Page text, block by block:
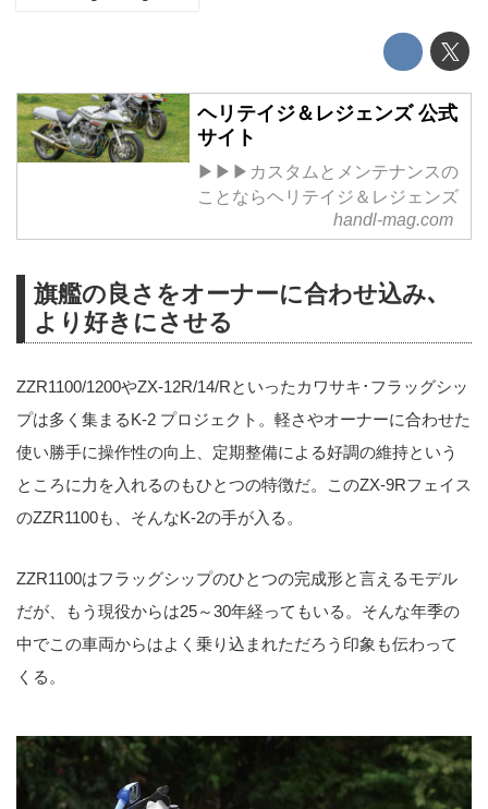
ヘリテイジ＆レジェンズ 公式
サイト
▶▶▶カスタムとメンテナンスの
ことならヘリテイジ＆レジェンズ
handl-mag.com
旗艦の良さをオーナーに合わせ込み､
より好きにさせる
ZZR1100/1200やZX-12R/14/Rといったカワサキ･フラッグシッ
プは多く集まるK-2 プロジェクト。軽さやオーナーに合わせた
使い勝手に操作性の向上、定期整備による好調の維持という
ところに力を入れるのもひとつの特徴だ。このZX-9Rフェイス
のZZR1100も、そんなK-2の手が入る。
ZZR1100はフラッグシップのひとつの完成形と言えるモデル
だが、もう現役からは25～30年経ってもいる。そんな年季の
中でこの車両からはよく乗り込まれただろう印象も伝わって
くる。